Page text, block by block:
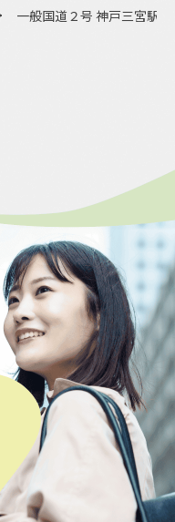
一般国道２号 神戸三宮駅